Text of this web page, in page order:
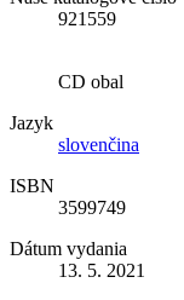
921559
CD obal
Jazyk
slovenčina
ISBN
3599749
Dátum vydania
13. 5. 2021